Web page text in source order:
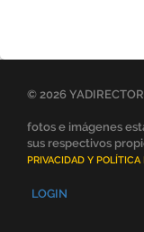
© 2026
fotos e imágenes
sus respectivos
PRIVACIDAD Y POLÍTICA
LOGIN